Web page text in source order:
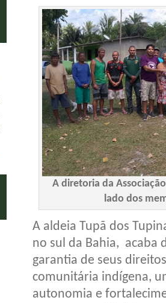
A diretoria da
lado dos
A aldeia Tupã dos
no sul da Bahia, acaba
garantia de seus
comunitária indígena,
autonomia e